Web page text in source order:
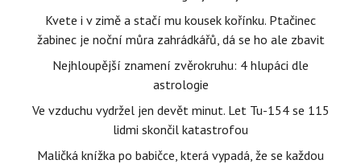
Kvete i v zimě a stačí mu kousek kořínku. Ptačinec
žabinec je noční můra zahrádkářů, dá se ho ale zbavit
Nejhloupější znamení zvěrokruhu: 4 hlupáci dle
astrologie
Ve vzduchu vydržel jen devět minut. Let Tu-154 se 115
lidmi skončil katastrofou
Maličká knížka po babičce, která vypadá, že se každou